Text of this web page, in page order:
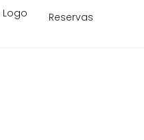
Reservas